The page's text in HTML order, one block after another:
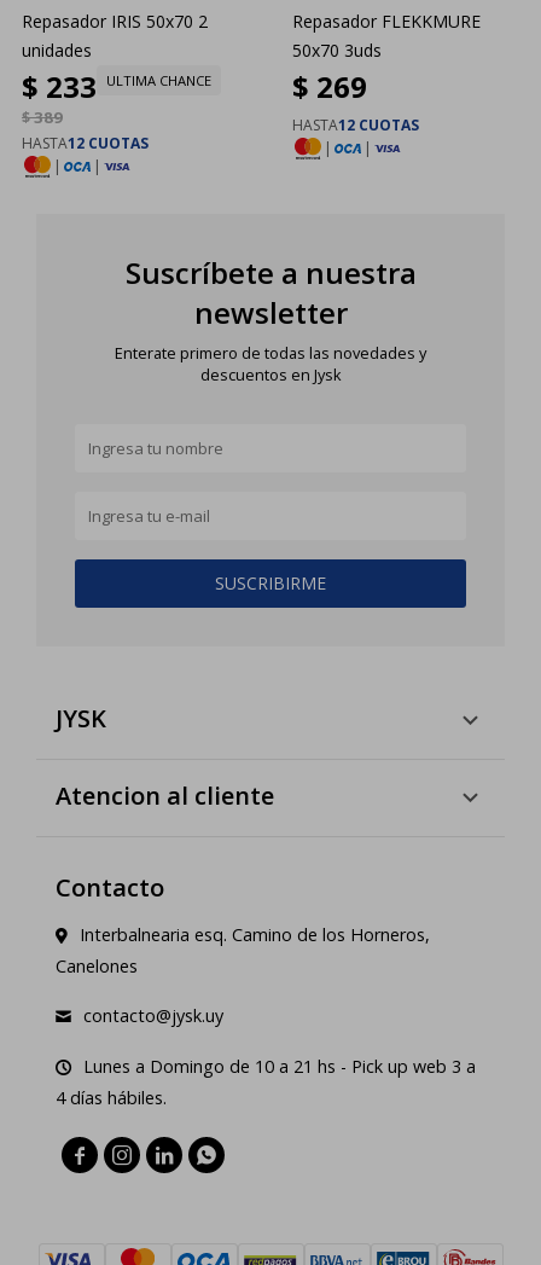
Repasador IRIS 50x70 2
unidades
$ 233
$389
ULTIMA CHANCE
HASTA12 CUOTAS
|
|
Repasador FLEKKMURE
50x70 3uds
$ 269
HASTA12 CUOTAS
|
|
Suscríbete a nuestra
newsletter
Enterate primero de todas las novedades y
descuentos en Jysk
SUSCRIBIRME
JYSK
Atencion al cliente
Contacto
Interbalnearia esq. Camino de los Horneros,
Canelones
contacto@jysk.uy
Lunes a Domingo de 10 a 21 hs - Pick up web 3 a
4 días hábiles.
   